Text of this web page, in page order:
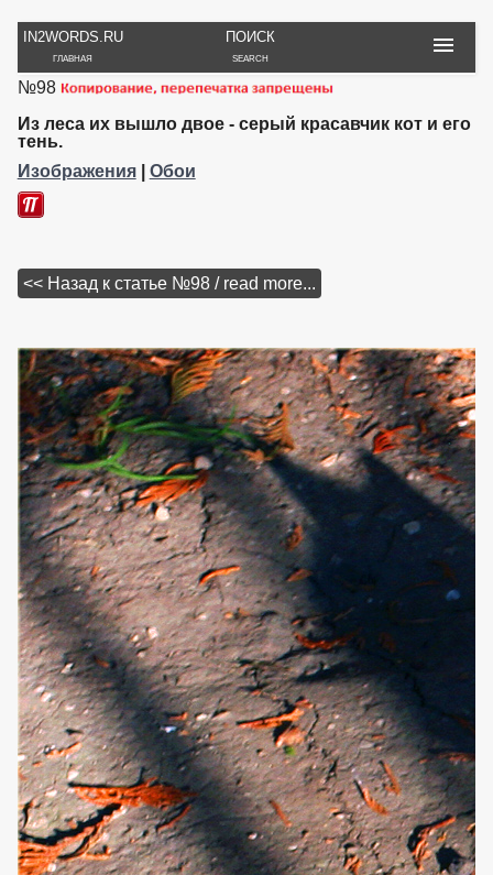
IN2WORDS.RU
ГЛАВНАЯ
ПОИСК
SEARCH
РУКОДЕЛИЕ ТОВАРЫ ПУТЕШЕСТВИЯ
ИГРЫ
И ИГРУШКИ НА РАБ. СТОЛ
№98
Из леса их вышло двое - серый красавчик кот и его
тень.
Изображения| Обои
<< Назад к статье №98 / read more...